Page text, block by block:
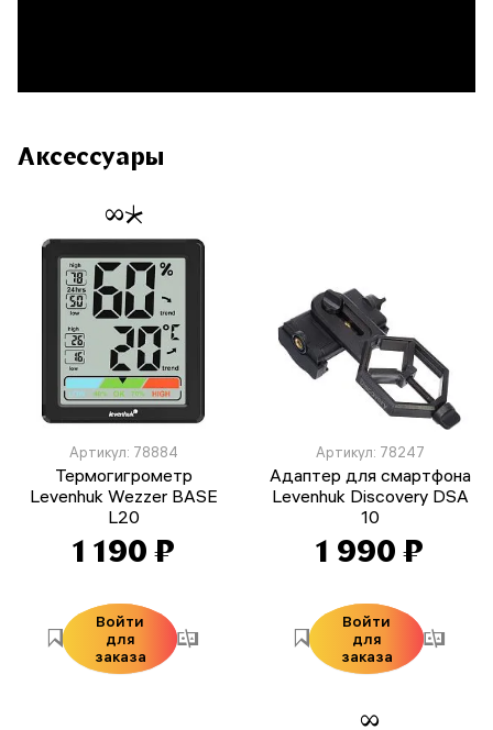
Аксессуары
Артикул: 78884
Термогигрометр
Levenhuk Wezzer BASE
L20
1 190 ₽
Войти
для
заказа
Артикул: 78247
Адаптер для смартфона
Levenhuk Discovery DSA
10
1 990 ₽
Войти
для
заказа